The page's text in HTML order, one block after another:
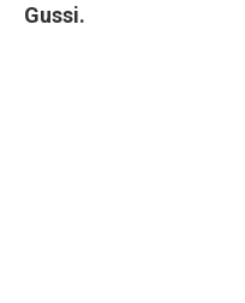
Gussi.